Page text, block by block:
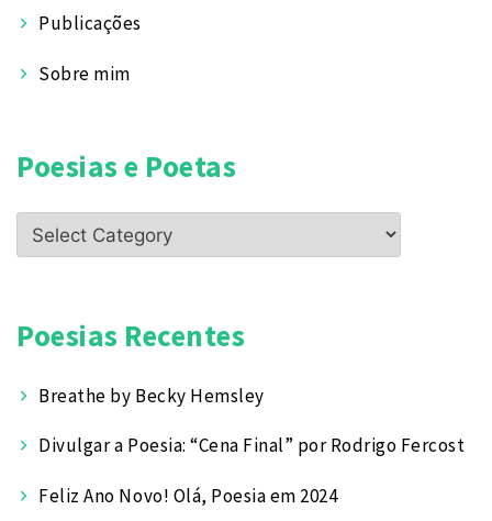
Publicações
Sobre mim
Poesias e Poetas
Poesias
e
Poesias Recentes
Breathe by Becky Hemsley
Divulgar a Poesia: “Cena Final” por Rodrigo Fercost
Feliz Ano Novo! Olá, Poesia em 2024